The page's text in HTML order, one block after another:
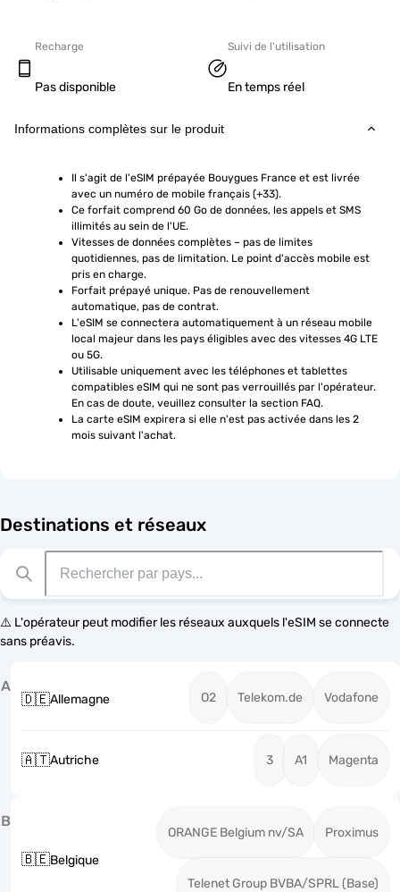
Recharge
Pas disponible
Suivi de l'utilisation
En temps réel
Informations complètes sur le produit
Il s'agit de l'eSIM prépayée Bouygues France et est livrée
avec un numéro de mobile français (+33).
Ce forfait comprend 60 Go de données, les appels et SMS
illimités au sein de l'UE.
Vitesses de données complètes – pas de limites
quotidiennes, pas de limitation. Le point d'accès mobile est
pris en charge.
Forfait prépayé unique. Pas de renouvellement
automatique, pas de contrat.
L'eSIM se connectera automatiquement à un réseau mobile
local majeur dans les pays éligibles avec des vitesses 4G LTE
ou 5G.
Utilisable uniquement avec les téléphones et tablettes
compatibles eSIM qui ne sont pas verrouillés par l'opérateur.
En cas de doute, veuillez consulter la section FAQ.
La carte eSIM expirera si elle n'est pas activée dans les 2
mois suivant l'achat.
Destinations et réseaux
⚠️ L'opérateur peut modifier les réseaux auxquels l'eSIM se connecte
sans préavis.
A
🇩🇪Allemagne O2 Telekom.de Vodafone
🇦🇹Autriche 3 A1 Magenta
B
🇧🇪Belgique
ORANGE Belgium nv/SA Proximus
Telenet Group BVBA/SPRL (Base)